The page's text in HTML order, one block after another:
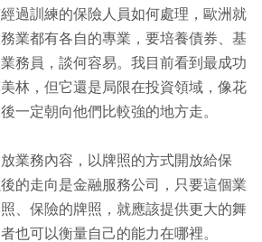
過訓練的保險人員如何處理，歐洲就
業都有各自的專業，要培養債券、基
務員，談何容易。我目前看到最成功
林，但它還是局限在投資領域，像花
一定朝向他們比較強的地方走。
業務內容，以牌照的方式開放給保
的走向是金融服務公司，只要這個業
、保險的牌照，就應該提供更大的舞
也可以衡量自己的能力在哪裡。